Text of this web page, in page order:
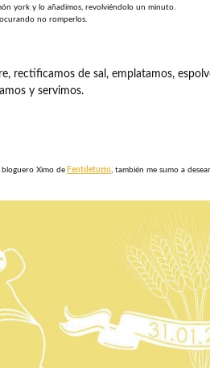
york y lo añadimos, revolviéndolo un minuto.
no romperlos.
rectificamos de sal, emplatamos,
y servimos.
Ximo de Fentdetutto, también me sumo a